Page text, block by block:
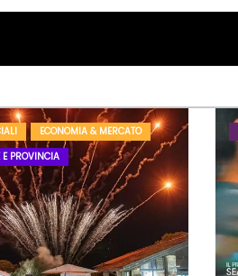
ECONOMIA & MERCATO
E PROVINCIA